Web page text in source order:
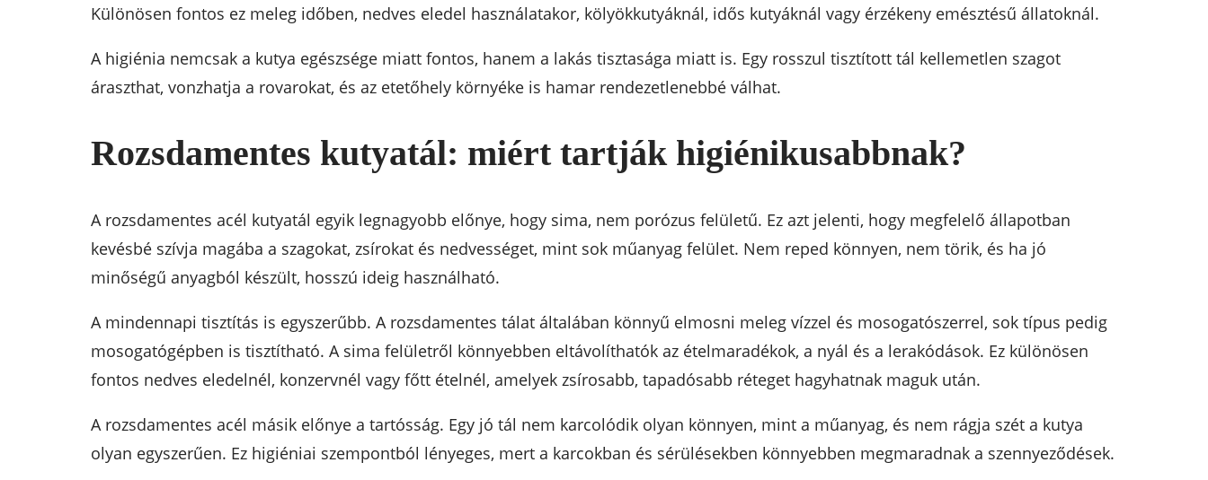
Különösen fontos ez meleg időben, nedves eledel használatakor, kölyökkutyáknál, idős kutyáknál vagy érzékeny emésztésű állatoknál.
A higiénia nemcsak a kutya egészsége miatt fontos, hanem a lakás tisztasága miatt is. Egy rosszul tisztított tál kellemetlen szagot
áraszthat, vonzhatja a rovarokat, és az etetőhely környéke is hamar rendezetlenebbé válhat.
Rozsdamentes kutyatál: miért tartják higiénikusabbnak?
A rozsdamentes acél kutyatál egyik legnagyobb előnye, hogy sima, nem porózus felületű. Ez azt jelenti, hogy megfelelő állapotban
kevésbé szívja magába a szagokat, zsírokat és nedvességet, mint sok műanyag felület. Nem reped könnyen, nem törik, és ha jó
minőségű anyagból készült, hosszú ideig használható.
A mindennapi tisztítás is egyszerűbb. A rozsdamentes tálat általában könnyű elmosni meleg vízzel és mosogatószerrel, sok típus pedig
mosogatógépben is tisztítható. A sima felületről könnyebben eltávolíthatók az ételmaradékok, a nyál és a lerakódások. Ez különösen
fontos nedves eledelnél, konzervnél vagy főtt ételnél, amelyek zsírosabb, tapadósabb réteget hagyhatnak maguk után.
A rozsdamentes acél másik előnye a tartósság. Egy jó tál nem karcolódik olyan könnyen, mint a műanyag, és nem rágja szét a kutya
olyan egyszerűen. Ez higiéniai szempontból lényeges, mert a karcokban és sérülésekben könnyebben megmaradnak a szennyeződések.